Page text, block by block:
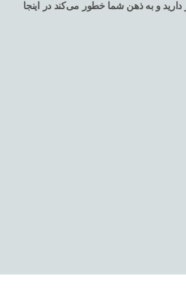
و به ذهن شما خطور می‌کند در اینجا